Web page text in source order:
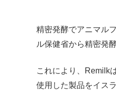
精密発酵でアニマル
ル保健省から精密発
これにより、Remilk
使用した製品をイス